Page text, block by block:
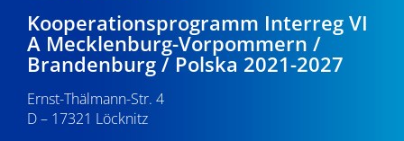
Kooperationsprogramm Interreg VI
A Mecklenburg-Vorpommern /
Brandenburg / Polska 2021-2027
Ernst-Thälmann-Str. 4
D – 17321 Löcknitz